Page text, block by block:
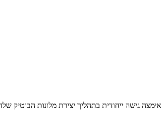
גישה ייחודית בתהליך יצירת מלונות הבוטיק